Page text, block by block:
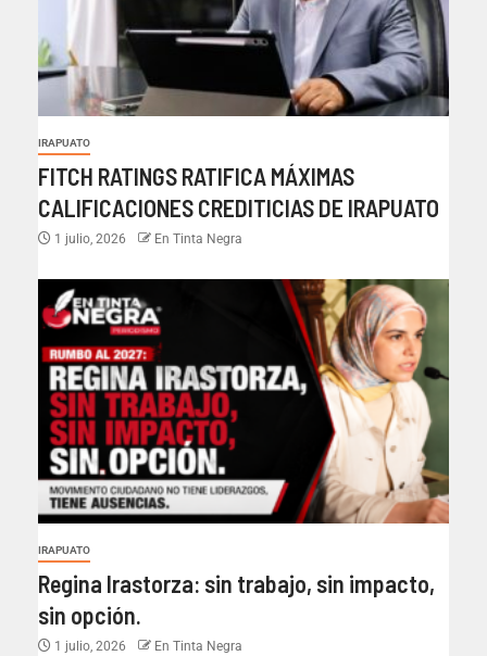
IRAPUATO
FITCH RATINGS RATIFICA MÁXIMAS
CALIFICACIONES CREDITICIAS DE IRAPUATO
1 julio, 2026 En Tinta Negra
IRAPUATO
Regina Irastorza: sin trabajo, sin impacto,
sin opción.
1 julio, 2026 En Tinta Negra